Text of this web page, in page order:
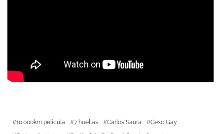
10.000km película 7 huellas Carlos Saura
Cesc Gay